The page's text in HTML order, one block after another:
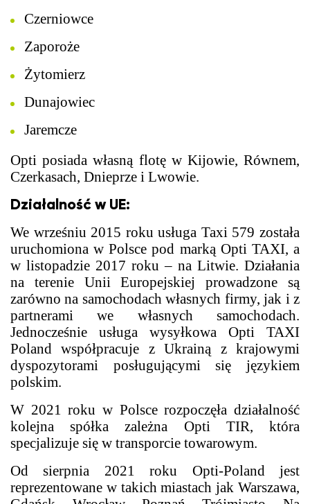
Czerniowce
Zaporoże
Żytomierz
Dunajowiec
Jaremcze
Opti posiada własną flotę w Kijowie, Równem,
Czerkasach, Dnieprze i Lwowie.
Działalność w UE:
We wrześniu 2015 roku usługa Taxi 579 została
uruchomiona w Polsce pod marką Opti TAXI, a
w listopadzie 2017 roku – na Litwie. Działania
na terenie Unii Europejskiej prowadzone są
zarówno na samochodach własnych firmy, jak i z
partnerami we własnych samochodach.
Jednocześnie usługa wysyłkowa Opti TAXI
Poland współpracuje z Ukrainą z krajowymi
dyspozytorami posługującymi się językiem
polskim.
W 2021 roku w Polsce rozpoczęła działalność
kolejna spółka zależna Opti TIR, która
specjalizuje się w transporcie towarowym.
Od sierpnia 2021 roku Opti-Poland jest
reprezentowane w takich miastach jak Warszawa,